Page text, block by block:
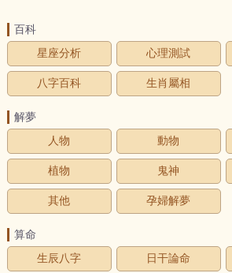
百科
星座分析
心理測試
八字百科 生肖屬相
解夢
人物
動物
植物 鬼神
其他 孕婦解夢
算命
生辰八字
日干論命